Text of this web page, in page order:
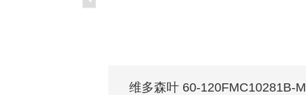
维多森叶 60-120FMC10281B-M